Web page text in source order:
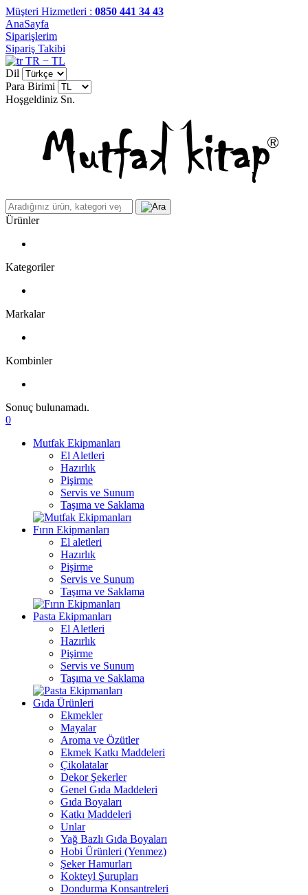
Müşteri Hizmetleri : 0850 441 34 43
AnaSayfa
Siparişlerim
Sipariş Takibi
TR − TL
Dil
Para Birimi
Hoşgeldiniz Sn.
Ürünler
Kategoriler
Markalar
Kombinler
Sonuç bulunamadı.
0
Mutfak Ekipmanları
El Aletleri
Hazırlık
Pişirme
Servis ve Sunum
Taşıma ve Saklama
Fırın Ekipmanları
El aletleri
Hazırlık
Pişirme
Servis ve Sunum
Taşıma ve Saklama
Pasta Ekipmanları
El Aletleri
Hazırlık
Pişirme
Servis ve Sunum
Taşıma ve Saklama
Gıda Ürünleri
Ekmekler
Mayalar
Aroma ve Özütler
Ekmek Katkı Maddeleri
Çikolatalar
Dekor Şekerler
Genel Gıda Maddeleri
Gıda Boyaları
Katkı Maddeleri
Unlar
Yağ Bazlı Gıda Boyaları
Hobi Ürünleri (Yenmez)
Şeker Hamurları
Kokteyl Şurupları
Dondurma Konsantreleri